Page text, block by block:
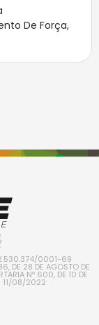
De Força,
0001-69
DE 28 DE AGOSTO DE
Nº 600, DE 10 DE
11/08/2022